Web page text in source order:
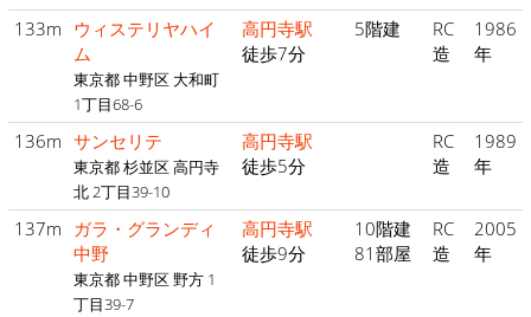
133m ウィステリヤハイ
ム
東京都 中野区 大和町
1丁目68-6
高円寺駅
徒歩7分
5階建
RC
造
1986
年
136m サンセリテ
東京都 杉並区 高円寺
北 2丁目39-10
高円寺駅
徒歩5分
RC
造
1989
年
137m
ガラ・グランディ
中野
東京都 中野区 野方 1
丁目39-7
高円寺駅
徒歩9分
10階建
81部屋
RC
造
2005
年